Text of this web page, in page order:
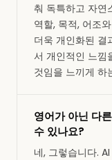
춰 독특하고 자연
역할, 목적, 어조
더욱 개인화된 결
서 개인적인 느낌
것임을 느끼게 하
영어가 아닌 다
수 있나요?
네, 그렇습니다.